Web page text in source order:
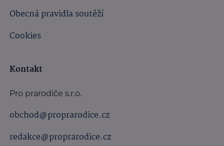
Obecná pravidla soutěží
Cookies
Kontakt
Pro prarodiče s.r.o.
obchod@proprarodice.cz
redakce@proprarodice.cz